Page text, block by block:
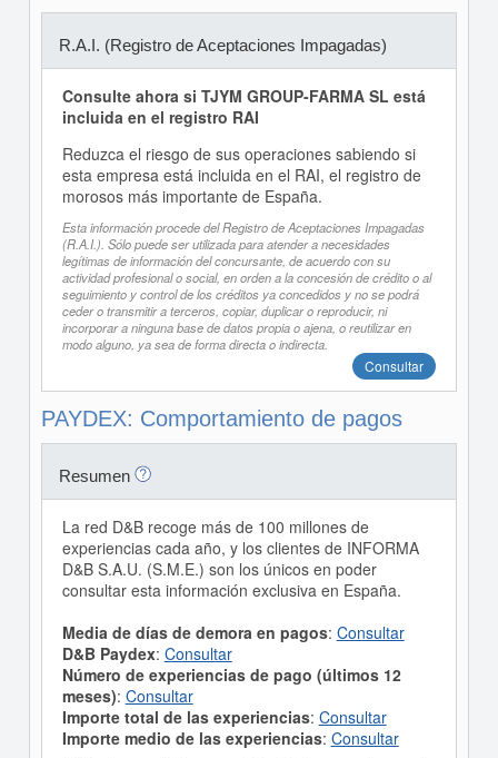
R.A.I. (Registro de Aceptaciones Impagadas)
Consulte ahora si TJYM GROUP-FARMA SL está
incluida en el registro RAI
Reduzca el riesgo de sus operaciones sabiendo si
esta empresa está incluida en el RAI, el registro de
morosos más importante de España.
Esta información procede del Registro de Aceptaciones Impagadas
(R.A.I.). Sólo puede ser utilizada para atender a necesidades
legítimas de información del concursante, de acuerdo con su
actividad profesional o social, en orden a la concesión de crédito o al
seguimiento y control de los créditos ya concedidos y no se podrá
ceder o transmitir a terceros, copiar, duplicar o reproducir, ni
incorporar a ninguna base de datos propia o ajena, o reutilizar en
modo alguno, ya sea de forma directa o indirecta.
Consultar
PAYDEX: Comportamiento de pagos
Resumen
La red D&B recoge más de 100 millones de
experiencias cada año, y los clientes de INFORMA
D&B S.A.U. (S.M.E.) son los únicos en poder
consultar esta información exclusiva en España.
Media de días de demora en pagos: Consultar
D&B Paydex: Consultar
Número de experiencias de pago (últimos 12
meses): Consultar
Importe total de las experiencias: Consultar
Importe medio de las experiencias: Consultar